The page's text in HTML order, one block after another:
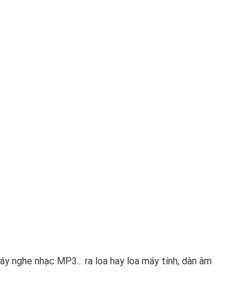
nghe nhạc MP3... ra loa hay loa máy tính, dàn âm